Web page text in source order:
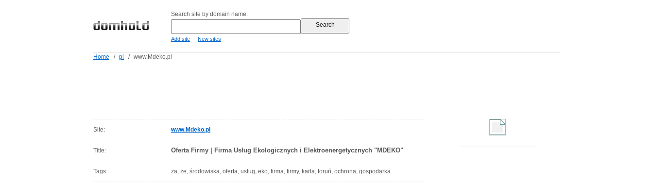
Search site by domain name:
Add site - New sites
Home / pl / www.Mdeko.pl
Site: www.Mdeko.pl
Title: Oferta Firmy | Firma Usług Ekologicznych i Elektroenergetycznych "MDEKO"
Tags: za, ze, środowiska, oferta, usług, eko, firma, firmy, karta, toruń, ochrona, gospodarka